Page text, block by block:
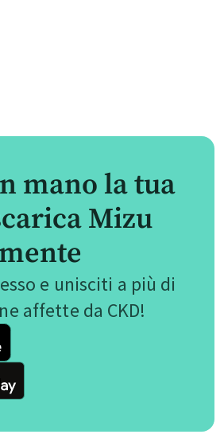
mano la tua
Mizu
e unisciti a più di
affette da CKD!